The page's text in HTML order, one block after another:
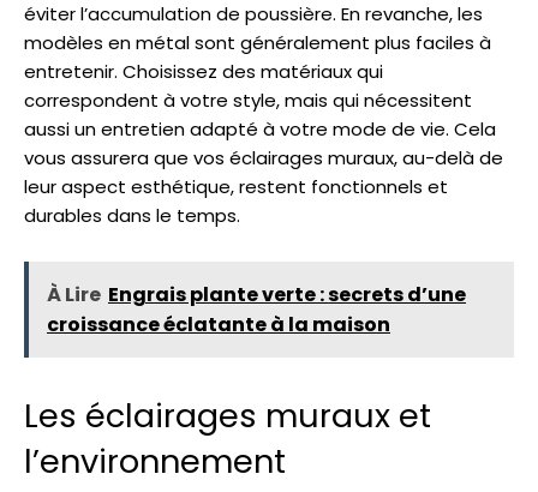
éviter l’accumulation de poussière. En revanche, les
modèles en métal sont généralement plus faciles à
entretenir. Choisissez des matériaux qui
correspondent à votre style, mais qui nécessitent
aussi un entretien adapté à votre mode de vie. Cela
vous assurera que vos éclairages muraux, au-delà de
leur aspect esthétique, restent fonctionnels et
durables dans le temps.
À Lire Engrais plante verte : secrets d’une
croissance éclatante à la maison
Les éclairages muraux et
l’environnement